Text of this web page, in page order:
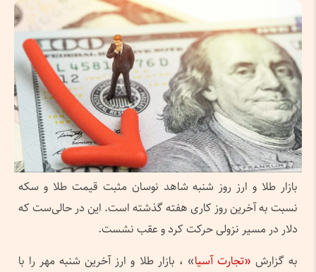
بازار طلا و ارز روز شنبه شاهد نوسان مثبت قیمت طلا و سکه
نسبت به آخرین روز کاری هفته گذشته است. این در حالی‌ست که
دلار در مسیر نزولی حرکت کرد و عقب نشست.
به گزارش «تجارت آسیا» ، بازار طل و ارز آخرین شنبه مهر را با